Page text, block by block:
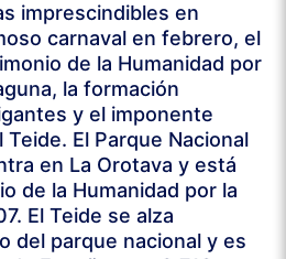
imprescindibles en
carnaval en febrero, el
de la Humanidad por
la formación
y el imponente
El Parque Nacional
en La Orotava y está
de la Humanidad por la
El Teide se alza
del parque nacional y es